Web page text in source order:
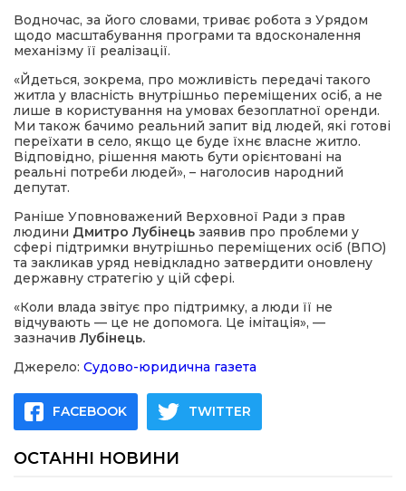
Водночас, за його словами, триває робота з Урядом
щодо масштабування програми та вдосконалення
механізму її реалізації.
«Йдеться, зокрема, про можливість передачі такого
житла у власність внутрішньо переміщених осіб, а не
лише в користування на умовах безоплатної оренди.
Ми також бачимо реальний запит від людей, які готові
переїхати в село, якщо це буде їхнє власне житло.
Відповідно, рішення мають бути орієнтовані на
реальні потреби людей», – наголосив народний
депутат.
Раніше Уповноважений Верховної Ради з прав
людини Дмитро Лубінець заявив про проблеми у
сфері підтримки внутрішньо переміщених осіб (ВПО)
та закликав уряд невідкладно затвердити оновлену
державну стратегію у цій сфері.
«Коли влада звітує про підтримку, а люди її не
відчувають — це не допомога. Це імітація», —
зазначивЛубінець.
Джерело: Судово-юридична газета
FACEBOOK TWITTER
ОСТАННІ НОВИНИ